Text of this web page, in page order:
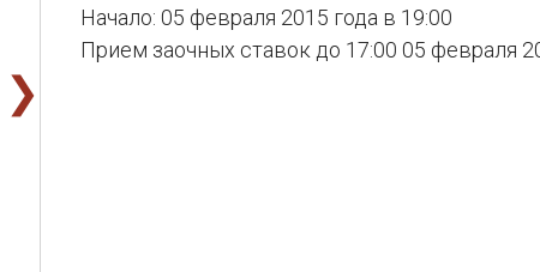
❯
Начало: 05 февраля 2015 года в 19:00
Прием заочных ставок до 17:00 05 февраля